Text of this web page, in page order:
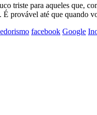
triste para aqueles que,
É provável até que quando
facebook Google